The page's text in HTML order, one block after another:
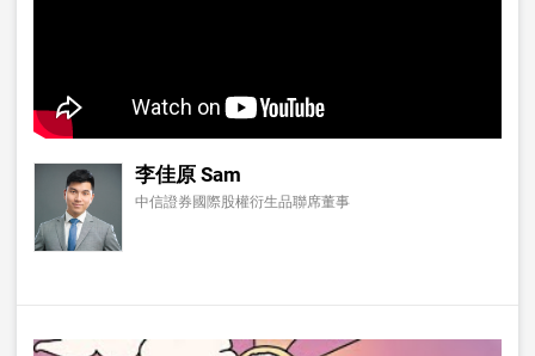
李佳原 Sam
中信證券國際股權衍生品聯席董事